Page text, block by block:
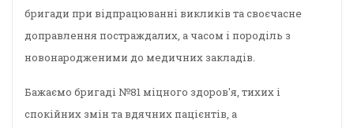
бригади при відпрацюванні викликів та своєчасне
доправлення постраждалих, а часом і породіль з
новонародженими до медичних закладів.
Бажаємо бригаді №81 міцного здоров'я, тихих і
спокійних змін та вдячних пацієнтів, а